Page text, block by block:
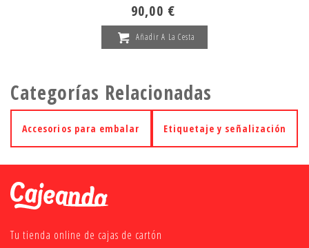
90,00 €
Añadir A La Cesta
Categorías Relacionadas
Accesorios para embalar Etiquetaje y señalización
Tu tienda online de cajas de cartón